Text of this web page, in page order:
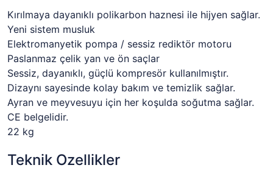
Kırılmaya dayanıklı polikarbon haznesi ile hijyen sağlar.
Yeni sistem musluk
Elektromanyetik pompa / sessiz rediktör motoru
Paslanmaz çelik yan ve ön saçlar
Sessiz, dayanıklı, güçlü kompresör kullanılmıştır.
Dizaynı sayesinde kolay bakım ve temizlik sağlar.
Ayran ve meyvesuyu için her koşulda soğutma sağlar.
CE belgelidir.
22 kg
Teknik Ozellikler